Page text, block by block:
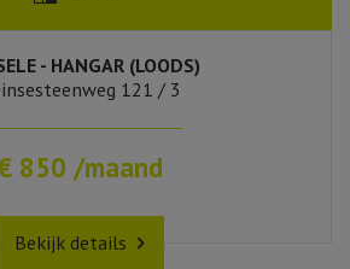
- HANGAR (LOODS)
121 / 3
850 /maand
Bekijk details